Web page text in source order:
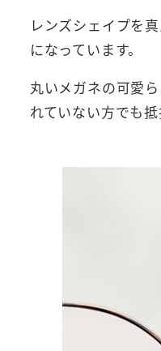
レンズシェイプを
になっています。
丸いメガネの可愛
れていない方でも